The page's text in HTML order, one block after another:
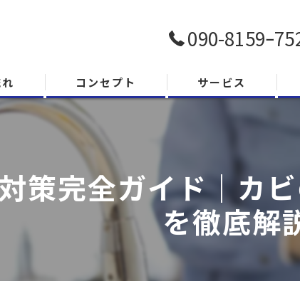
090-8159ｰ
コンセプト サービス
策完全ガイド｜カ
を徹底解